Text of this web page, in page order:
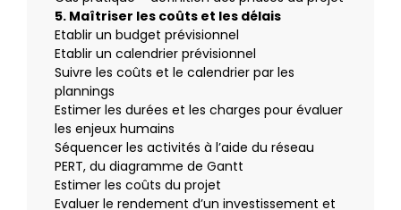
5. Maîtriser les coûts et les délais
Etablir un budget prévisionnel
Etablir un calendrier prévisionnel
Suivre les coûts et le calendrier par les
plannings
Estimer les durées et les charges pour évaluer
les enjeux humains
Séquencer les activités à l’aide du réseau
PERT, du diagramme de Gantt
Estimer les coûts du projet
Evaluer le rendement d’un investissement et